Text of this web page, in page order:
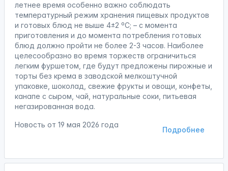
летнее время особенно важно соблюдать
температурный режим хранения пищевых продуктов
и готовых блюд не выше 4±2 ºС; – с момента
приготовления и до момента потребления готовых
блюд должно пройти не более 2-3 часов. Наиболее
целесообразно во время торжеств ограничиться
легким фуршетом, где будут предложены пирожные и
торты без крема в заводской мелкоштучной
упаковке, шоколад, свежие фрукты и овощи, конфеты,
канапе с сыром, чай, натуральные соки, питьевая
негазированная вода.
Подробнее
Новость от 19 мая 2026 года